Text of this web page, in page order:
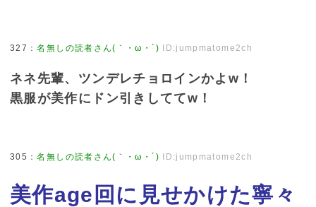
327 ：名無しの読者さん(｀・ω・´) ID:jumpmatome2ch
ネネ先輩、ツンデレチョロインかよw！
黒服が美作にドン引きしててw！
305 ：名無しの読者さん(｀・ω・´) ID:jumpmatome2ch
美作age回に見せかけた寧々